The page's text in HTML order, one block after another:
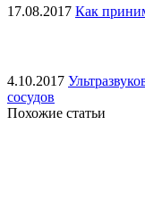
17.08.2017 Как
4.10.2017
сосудов
Похожие статьи